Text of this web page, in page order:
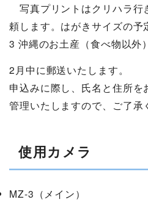
写真プリントはクリハラ行
頼します。はがきサイズの予
3 沖縄のお土産（食べ物以外）
2月中に郵送いたします。
申込みに際し、氏名と住所を
管理いたしますので、ご了承
使用カメラ
MZ-3（メイン）